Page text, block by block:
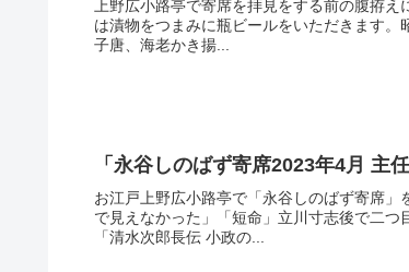
上野広小路亭で寄席を拝見をする前の腹拵
は漬物をつまみに瓶ビールをいただきます
子唐、海老かき揚...
「永谷しのばず寄席2023年4月 主
お江戸上野広小路亭で「永谷しのばず寄席
で見えなかった」「短命」立川寸志後で二つ
「清水次郎長伝 小政の...